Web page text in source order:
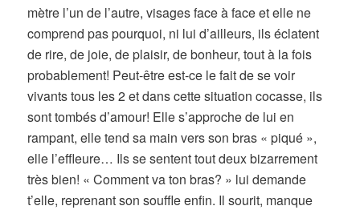
mètre l’un de l’autre, visages face à face et elle ne
comprend pas pourquoi, ni lui d’ailleurs, ils éclatent
de rire, de joie, de plaisir, de bonheur, tout à la fois
probablement! Peut-être est-ce le fait de se voir
vivants tous les 2 et dans cette situation cocasse, ils
sont tombés d’amour! Elle s’approche de lui en
rampant, elle tend sa main vers son bras « piqué »,
elle l’effleure… Ils se sentent tout deux bizarrement
très bien! « Comment va ton bras? » lui demande
t’elle, reprenant son souffle enfin. Il sourit, manque